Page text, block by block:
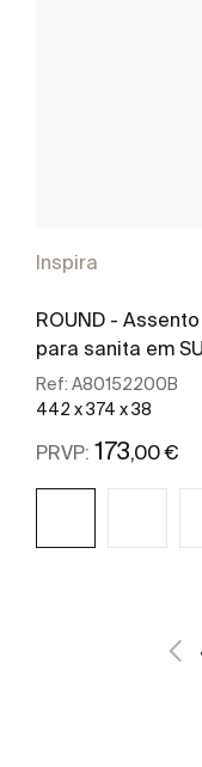
Inspira
ROUND -
para sanita em
Ref: A80152200B
442 x 374 x 38
PRVP: 173,00 €